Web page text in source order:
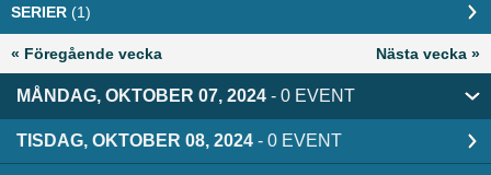
SERIER (1)
« Föregående vecka Nästa vecka »
MÅNDAG, OKTOBER 07, 2024 - 0 EVENT
TISDAG, OKTOBER 08, 2024 - 0 EVENT